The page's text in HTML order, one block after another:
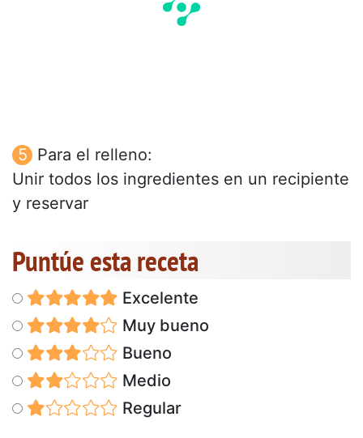
Para el relleno:
Unir todos los ingredientes en un recipiente
y reservar
Puntúe esta receta
Excelente
Muy bueno
Bueno
Medio
Regular